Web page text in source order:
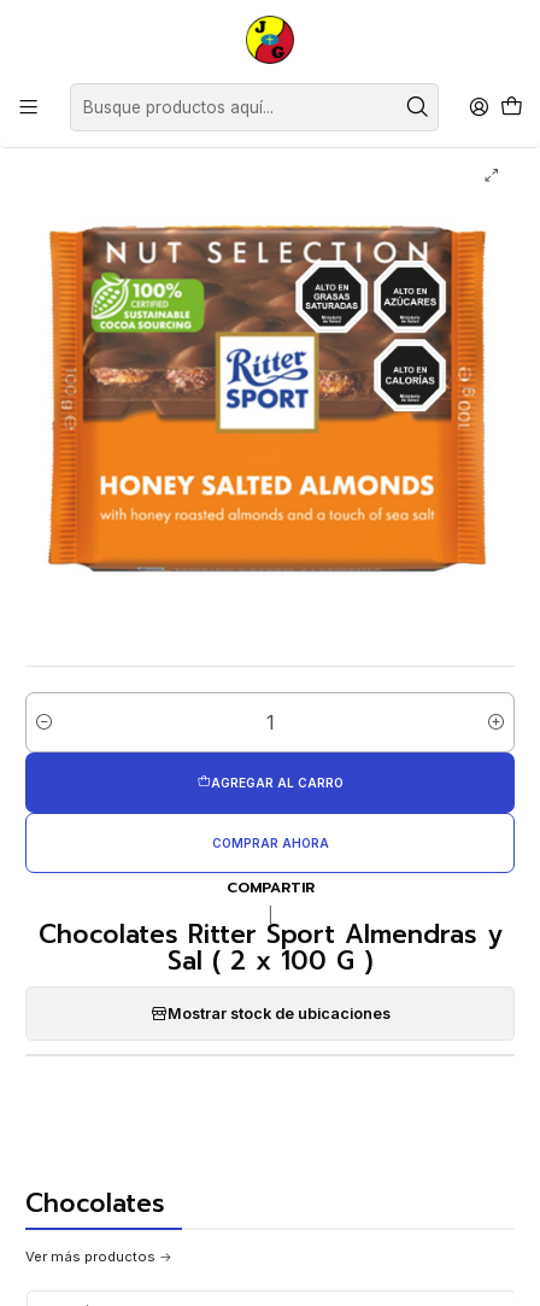
Disponible sólo Retiro en Tienda Osorno.
Supermercado
Chocolates Ritter Sport Almendras y Sal ( 2 x 100 G )
Cantidad
AGREGAR AL CARRO
COMPRAR AHORA
COMPARTIR
Chocolates Ritter Sport Almendras y
Sal ( 2 x 100 G )
Mostrar stock de ubicaciones
Chocolates
Ver más productos